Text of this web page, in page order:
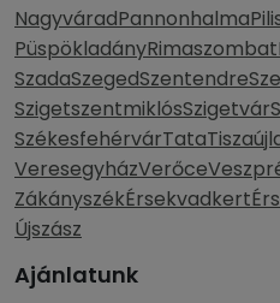
NagyváradPannonhalma
PüspökladányRimaszombat
SzadaSzegedSzentendre
SzigetszentmiklósSzigetvár
SzékesfehérvárTata
VeresegyházVerőce
ZákányszékÉrsekvadkert
Újszász
Ajánlatunk